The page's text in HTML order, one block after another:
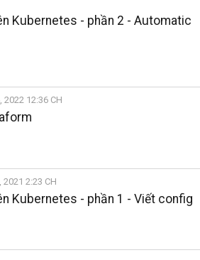
Kubernetes - phần 2 - Automatic
12:36 CH
2:23 CH
Kubernetes - phần 1 - Viết config